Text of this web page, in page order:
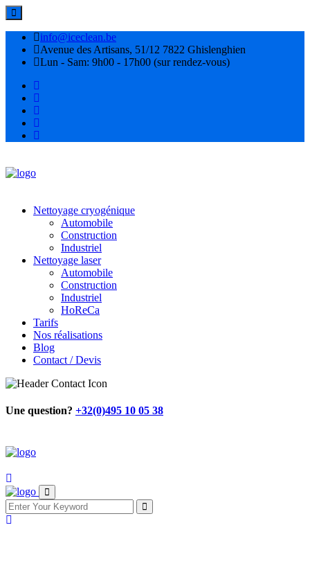
info@iceclean.be
Avenue des Artisans, 51/12 7822 Ghislenghien
Lun - Sam: 9h00 - 17h00 (sur rendez-vous)
Nettoyage cryogénique
Automobile
Construction
Industriel
Nettoyage laser
Automobile
Construction
Industriel
HoReCa
Tarifs
Nos réalisations
Blog
Contact / Devis
Une question? +32(0)495 10 05 38